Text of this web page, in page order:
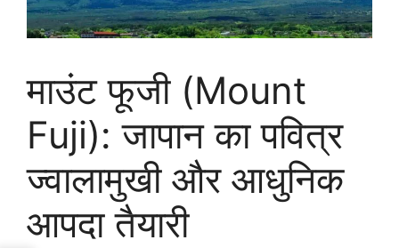
माउंट फूजी (Mount
Fuji): जापान का पवित्र
ज्वालामुखी और आधुनिक
आपदा तैयारी